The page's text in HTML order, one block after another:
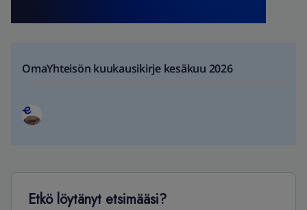
OmaYhteisön kuukausikirje kesäkuu 2026
Etkö löytänyt etsimääsi?